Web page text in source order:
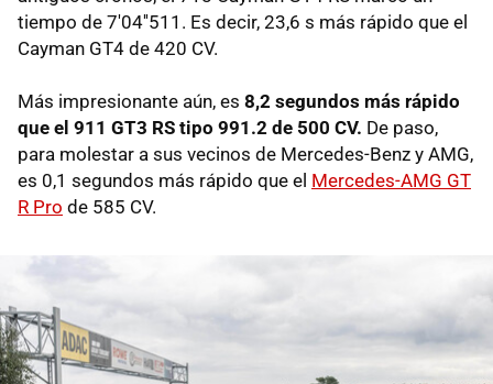
tiempo de 7'04''511. Es decir, 23,6 s más rápido que el
Cayman GT4 de 420 CV.
Más impresionante aún, es 8,2 segundos más rápido
que el 911 GT3 RS tipo 991.2 de 500 CV. De paso,
para molestar a sus vecinos de Mercedes-Benz y AMG,
es 0,1 segundos más rápido que el Mercedes-AMG GT
R Pro de 585 CV.